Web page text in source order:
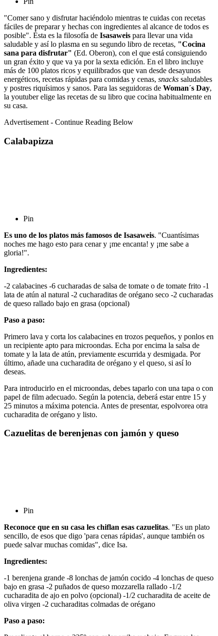
"Comer sano y disfrutar haciéndolo mientras te cuidas con recetas
fáciles de preparar y hechas con ingredientes al alcance de todos es
posible". Ésta es la filosofía de Isasaweis para llevar una vida
saludable y así lo plasma en su segundo libro de recetas, "Cocina
sana para disfrutar" (Ed. Oberon), con el que está consiguiendo
un gran éxito y que va ya por la sexta edición. En el libro incluye
más de 100 platos ricos y equilibrados que van desde desayunos
energéticos, recetas rápidas para comidas y cenas, snacks saludables
y postres riquísimos y sanos. Para las seguidoras de Woman´s Day,
la youtuber elige las recetas de su libro que cocina habitualmente en
su casa.
Advertisement - Continue Reading Below
Calabapizza
Pin
Es uno de los platos más famosos de Isasaweis. "Cuantísimas
noches me hago esto para cenar y ¡me encanta! y ¡me sabe a
gloria!".
Ingredientes:
-2 calabacines -6 cucharadas de salsa de tomate o de tomate frito -1
lata de atún al natural -2 cucharaditas de orégano seco -2 cucharadas
de queso rallado bajo en grasa (opcional)
Paso a paso:
Primero lava y corta los calabacines en trozos pequeños, y ponlos en
un recipiente apto para microondas. Echa por encima la salsa de
tomate y la lata de atún, previamente escurrida y desmigada. Por
último, añade una cucharadita de orégano y el queso, si así lo
deseas.
Para introducirlo en el microondas, debes taparlo con una tapa o con
papel de film adecuado. Según la potencia, deberá estar entre 15 y
25 minutos a máxima potencia. Antes de presentar, espolvorea otra
cucharadita de orégano y listo.
Cazuelitas de berenjenas con jamón y queso
Pin
Reconoce que en su casa les chiflan esas cazuelitas. "Es un plato
sencillo, de esos que digo 'para cenas rápidas', aunque también os
puede salvar muchas comidas", dice Isa.
Ingredientes:
-1 berenjena grande -8 lonchas de jamón cocido -4 lonchas de queso
bajo en grasa -2 puñados de queso mozzarella rallado -1/2
cucharadita de ajo en polvo (opcional) -1/2 cucharadita de aceite de
oliva virgen -2 cucharaditas colmadas de orégano
Paso a paso: